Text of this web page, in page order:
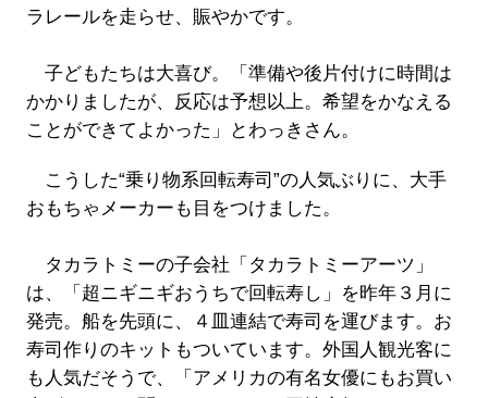
ラレールを走らせ、賑やかです。
子どもたちは大喜び。「準備や後片付けに時間は
かかりましたが、反応は予想以上。希望をかなえる
ことができてよかった」とわっきさん。
こうした“乗り物系回転寿司”の人気ぶりに、大手
おもちゃメーカーも目をつけました。
タカラトミーの子会社「タカラトミーアーツ」
は、「超ニギニギおうちで回転寿し」を昨年３月に
発売。船を先頭に、４皿連結で寿司を運びます。お
寿司作りのキットもついています。外国人観光客に
も人気だそうで、「アメリカの有名女優にもお買い